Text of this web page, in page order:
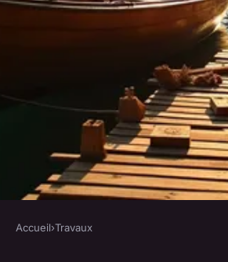
Accueil›Travaux